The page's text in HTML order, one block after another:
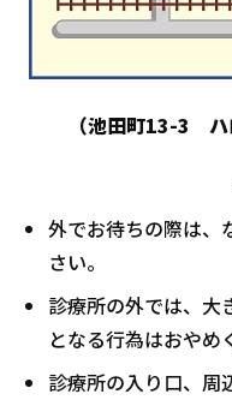
（池田町13-3 ハ
外でお待ちの際は、
さい。
診療所の外では、大
となる行為はおやめ
診療所の入り口、周